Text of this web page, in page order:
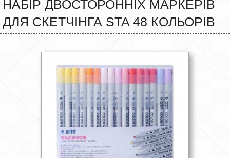
НАБІР ДВОСТОРОННІХ МАРКЕРІВ
ДЛЯ СКЕТЧІНГА STA 48 КОЛЬОРІВ